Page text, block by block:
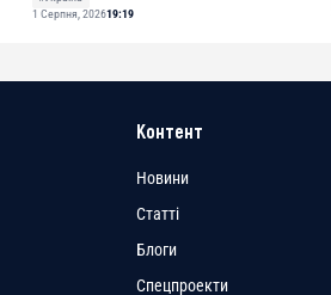
1 Серпня, 202619:19
Контент
Новини
Статті
Блоги
Спецпроекти